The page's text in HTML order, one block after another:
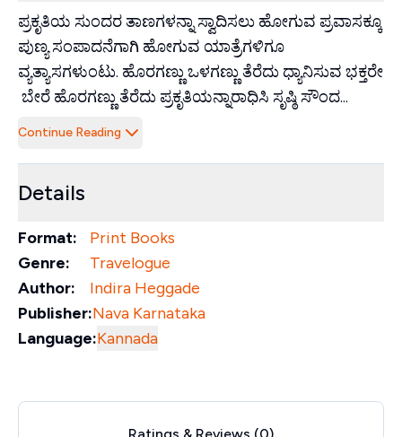
ಪ್ರಕೃತಿಯ ಸುಂದರ ತಾಣಗಳನ್ನಾ ಸ್ವಾದಿಸಲು ಹೋಗುವ ಪ್ರವಾಸಕ್ಕೂ
ಪುಣ್ಯ ಸಂಪಾದನೆಗಾಗಿ ಹೋಗುವ ಯಾತ್ರೆಗಳಿಗೂ
ವ್ಯತ್ಯಾಸಗಳುಂ‌‍ಟು. ಹೊರಗಣ್ಣು ಒಳಗಣ್ಣು ತೆರೆದು ಧ್ಯಾನಿಸುವ ಭಕ್ತರೇ
ಬೇರೆ ಹೊರಗಣ್ಣು ತೆರೆದು ಪ್ರಕೃತಿಯನ್ನಾರಾಧಿಸಿ ಸೃಷ್ಠಿ ಸೌಂದ...
Continue Reading
Details
Format:
Print Books
Genre:
Travelogue
Author:
Indira Heggade
Publisher:Nava Karnataka
Language:Kannada